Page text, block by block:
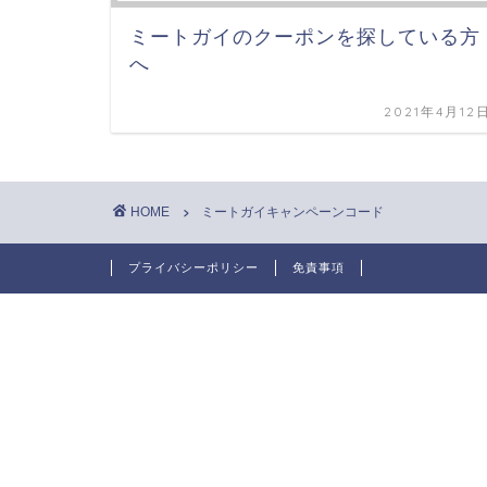
ミートガイのクーポンを探している方
へ
2021年4月12
HOME ミートガイキャンペーンコード
プライバシーポリシー 免責事項